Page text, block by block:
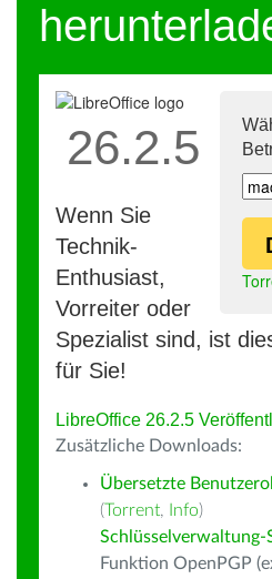
26.2.5
Wenn Sie
Technik-
Enthusiast,
Vorreiter oder
Spezialist sind, ist
für Sie!
LibreOffice 26.2.5
Zusätzliche Downloads:
Übersetzte
(Torrent, Info)
Schlüsselverwaltung-
Funktion OpenPGP